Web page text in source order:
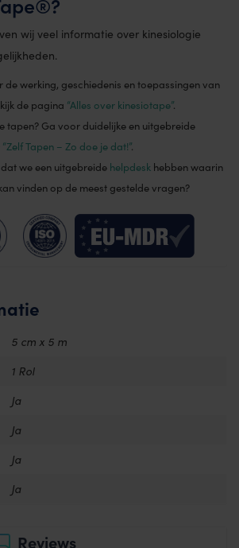
wij veel informatie over kinesiologie
de werking, geschiedenis en toepassingen van
de pagina “Alles over kinesiotape”.
tapen? Ga voor duidelijke en uitgebreide
“Zelf Tapen – Zo doe je dat!”.
we een uitgebreide helpdesk hebben waarin
vinden op de meest gestelde vragen?
5 cm x 5 m
1 Rol
Ja
Ja
Ja
Ja
Reviews